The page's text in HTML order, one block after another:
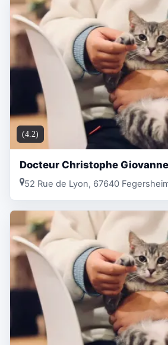
(4.2)
Docteur Christophe
52 Rue de Lyon, 67640